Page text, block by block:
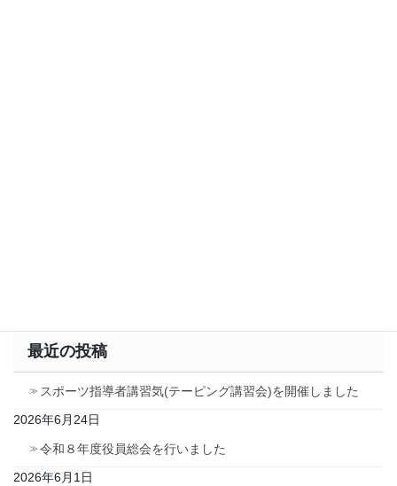
最近の投稿
スポーツ指導者講習気(テーピング講習会)を開催しました
2026年6月24日
令和８年度役員総会を行いました
2026年6月1日